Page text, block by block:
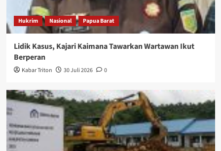
Hukrim Nasional Papua Barat
Lidik Kasus, Kajari Kaimana Tawarkan Wartawan Ikut
Berperan
Kabar Triton 30 Juli 2026 0